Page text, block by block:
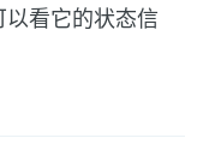
看它的状态信